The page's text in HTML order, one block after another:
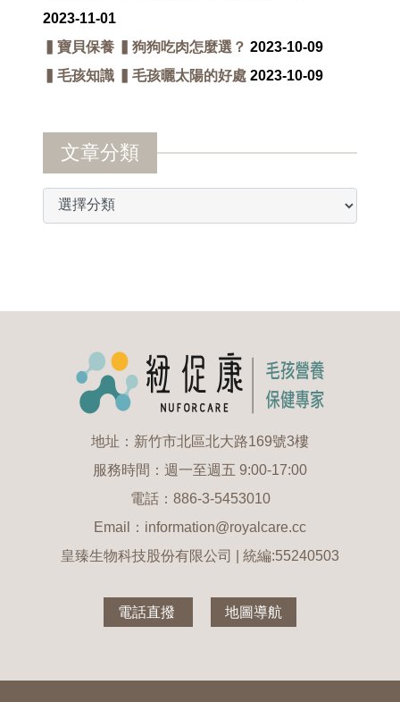
2023-11-01
▍寶貝保養 ▍狗狗吃肉怎麼選？ 2023-10-09
▍毛孩知識 ▍毛孩曬太陽的好處 2023-10-09
文章分類
地址：新竹市北區北大路169號3樓
服務時間：週一至週五 9:00-17:00
電話：886-3-5453010
Email：information@royalcare.cc
皇臻生物科技股份有限公司 | 統編:55240503
電話直撥 地圖導航